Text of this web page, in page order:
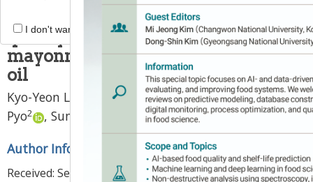
o
Effect of red paprika powder on
quality and oxidative stability of
mayonnaise prepared with perilla
oil
Kyo-Yeon Lee Chae Yeon Han2 ,Min Jeong
Pyo2 , Sung-Gil Choi 3,*
Author Information & Copyright▼
Received: Sep 20, 2022; Revised:Oct 13, 2022; Accepted:
I don't want to open this window for a day.